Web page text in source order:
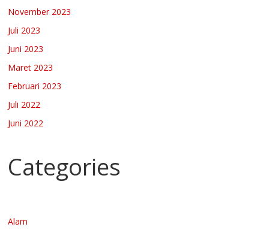
November 2023
Juli 2023
Juni 2023
Maret 2023
Februari 2023
Juli 2022
Juni 2022
Categories
Alam